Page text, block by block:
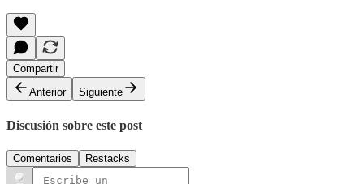
Compartir
Anterior
Siguiente
Discusión sobre este post
Comentarios Restacks